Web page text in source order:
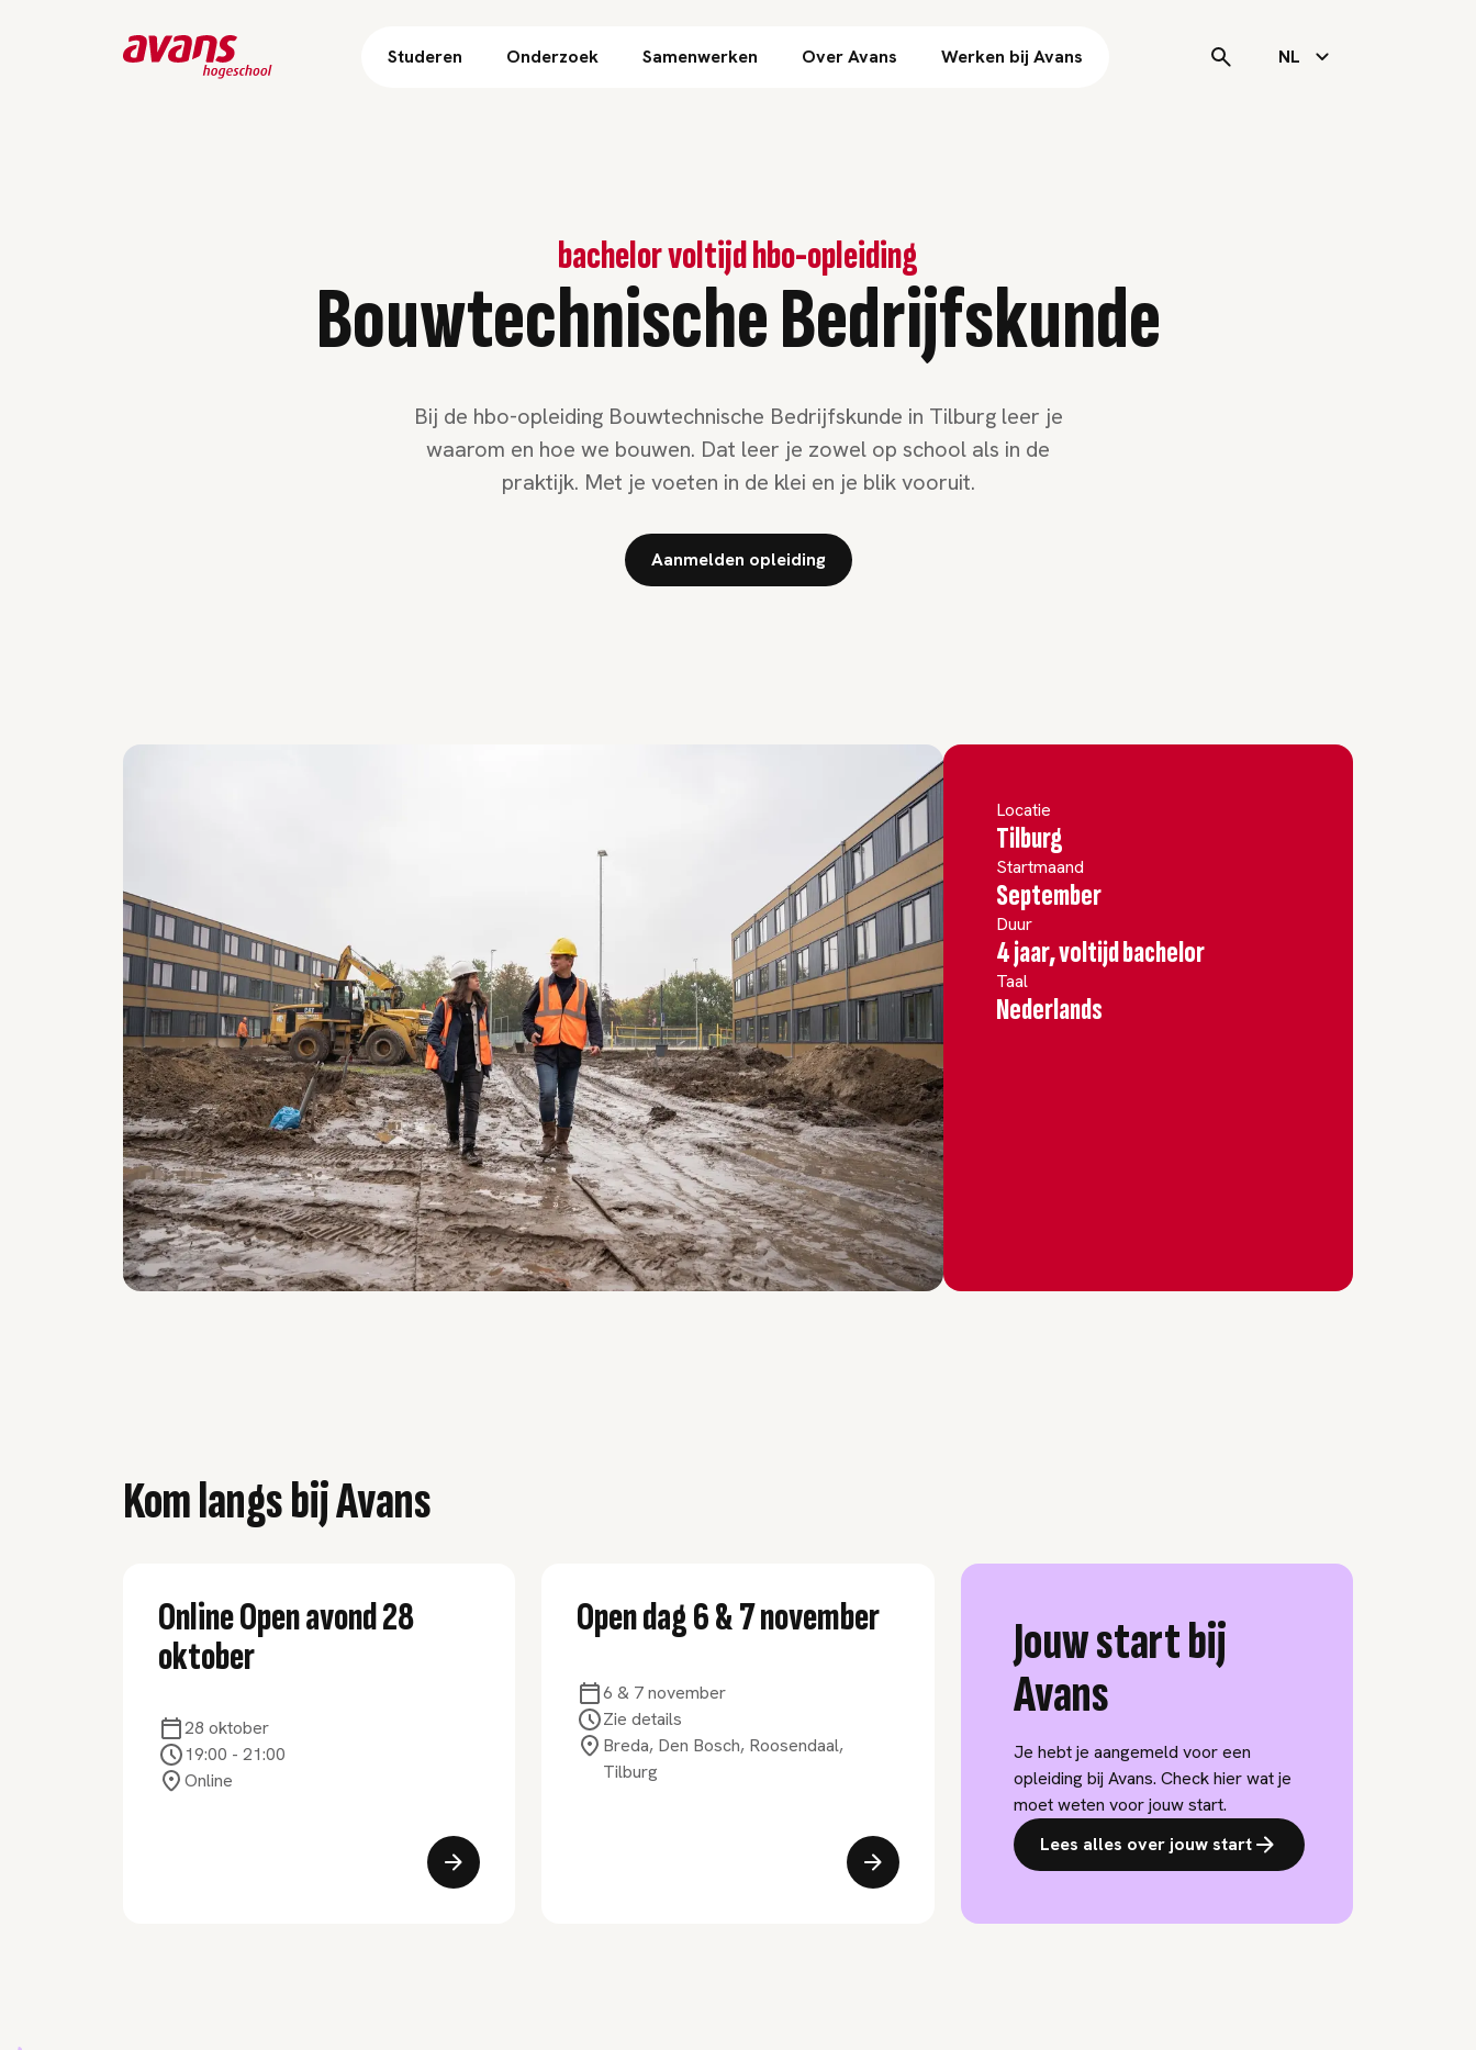
Direct naar inhoud
Studeren Onderzoek Samenwerken Over Avans Werken bij Avans NL
Bouwtechnische Bedrijfskunde
bachelor voltijd hbo-opleiding
Bij de hbo-opleiding Bouwtechnische Bedrijfskunde in Tilburg leer je
waarom en hoe we bouwen. Dat leer je zowel op school als in de
praktijk. Met je voeten in de klei en je blik vooruit.
Aanmelden opleiding
Locatie
Tilburg
Startmaand
September
Duur
4 jaar, voltijd bachelor
Taal
Nederlands
Kom langs bij Avans
Online Open avond 28
oktober
28 oktober
19:00 - 21:00
Online
Open dag 6 & 7 november
6 & 7 november
Zie details
Breda, Den Bosch, Roosendaal,
Tilburg
Jouw start bij
Avans
Je hebt je aangemeld voor een
opleiding bij Avans. Check hier wat je
moet weten voor jouw start.
Lees alles over jouw start